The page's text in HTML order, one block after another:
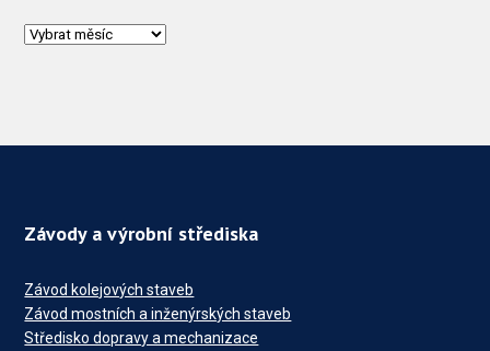
Závody a výrobní střediska
Závod kolejových staveb
Závod mostních a inženýrských staveb
Středisko dopravy a mechanizace